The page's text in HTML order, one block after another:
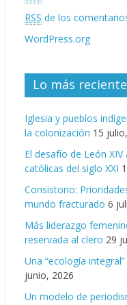
RSS de los
WordPress.org
Lo más reciente
Iglesia y pueblos
la colonización 15
El desafío de León
católicas del siglo XXI
Consistorio:
mundo fracturado 6
Más liderazgo
reservada al clero 29
Una “ecología
junio, 2026
Un modelo de